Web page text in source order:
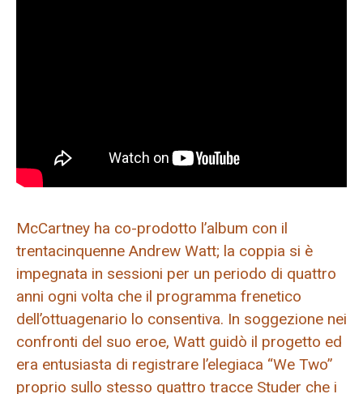
McCartney ha co-prodotto l’album con il
trentacinquenne Andrew Watt; la coppia si è
impegnata in sessioni per un periodo di quattro
anni ogni volta che il programma frenetico
dell’ottuagenario lo consentiva. In soggezione nei
confronti del suo eroe, Watt guidò il progetto ed
era entusiasta di registrare l’elegiaca “We Two”
proprio sullo stesso quattro tracce Studer che i